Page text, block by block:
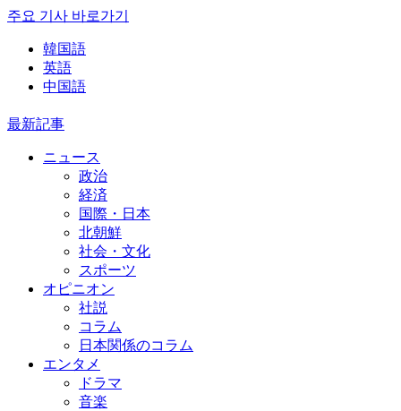
주요 기사 바로가기
韓国語
英語
中国語
最新記事
ニュース
政治
経済
国際・日本
北朝鮮
社会・文化
スポーツ
オピニオン
社説
コラム
日本関係のコラム
エンタメ
ドラマ
音楽